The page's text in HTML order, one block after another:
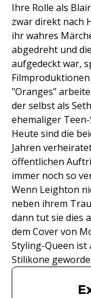
Ihre Rolle als
zwar direkt nach
ihr wahres
abgedreht und
aufgedeckt war,
"Oranges"
der selbst als
ehemaliger
Heute sind die
Jahren
öffentlichen
immer noch so
Wenn Leighton
neben ihrem
dann tut sie dies
dem Cover von
Styling-Queen ist
Stilikone